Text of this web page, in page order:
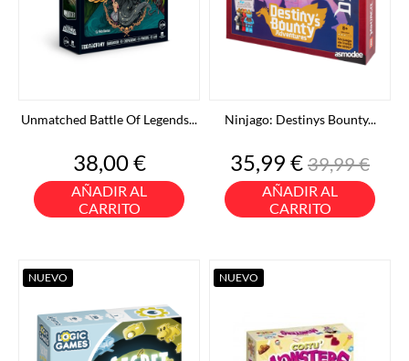
Unmatched Battle Of Legends...
Precio
38,00 €
AÑADIR AL
CARRITO
Ninjago: Destinys Bounty...
Precio
35,99 €Precio
base
39,99 €
AÑADIR AL
CARRITO
NUEVO NUEVO